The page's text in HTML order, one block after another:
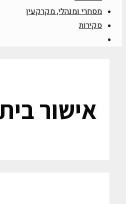
מסחרי ומנהלי, מקרקעין
סקירות
אישור